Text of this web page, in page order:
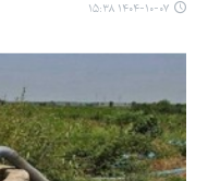
۱۴۰۴-۱۰-۰۷ ۱۵:۳۸